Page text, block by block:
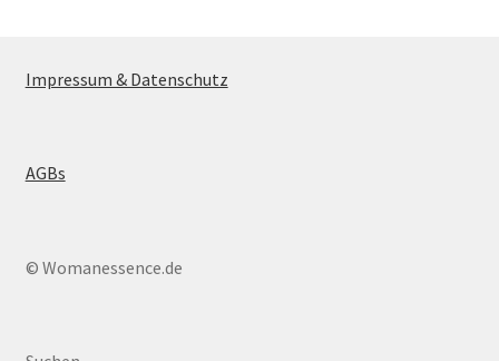
Impressum & Datenschutz
AGBs
© Womanessence.de